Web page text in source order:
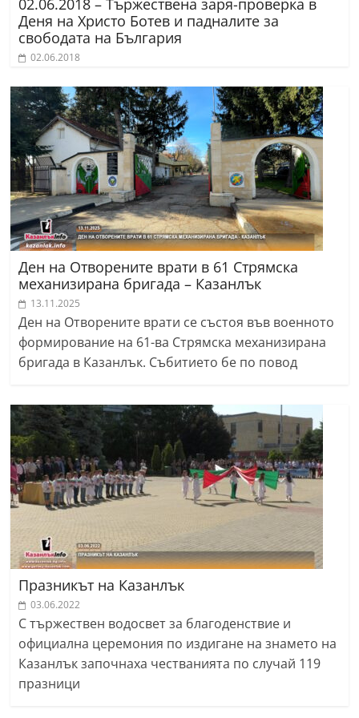
02.06.2018 – Тържествена заря-проверка в
Деня на Христо Ботев и падналите за
свободата на България
02.06.2018
Ден на Отворените врати в 61 Стрямска
механизирана бригада – Казанлък
13.11.2025
Ден на Отворените врати се състоя във военното
формирование на 61-ва Стрямска механизирана
бригада в Казанлък. Събитието бе по повод
Празникът на Казанлък
03.06.2022
С тържествен водосвет за благоденствие и
официална церемония по издигане на знамето на
Казанлък започнаха честванията по случай 119
празници